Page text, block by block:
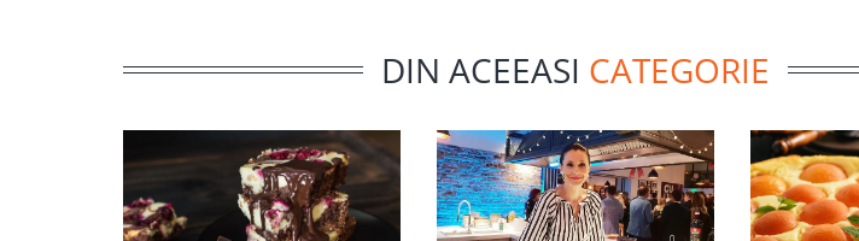
DIN ACEEASI CATEGORIE